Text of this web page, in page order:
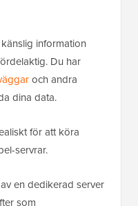
information
Du har
och andra
dina data.
för att köra
servrar.
en dedikerad server
som